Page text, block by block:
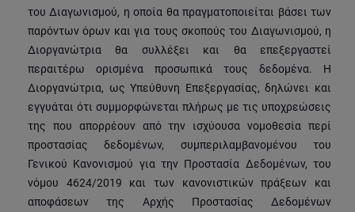
του Διαγωνισμού, η οποία θα πραγματοποιείται βάσει των
παρόντων όρων και για τους σκοπούς του Διαγωνισμού, η
Διοργανώτρια θα συλλέξει και θα επεξεργαστεί
περαιτέρω ορισμένα προσωπικά τους δεδομένα. Η
Διοργανώτρια, ως Υπεύθυνη Επεξεργασίας, δηλώνει και
εγγυάται ότι συμμορφώνεται πλήρως με τις υποχρεώσεις
της που απορρέουν από την ισχύουσα νομοθεσία περί
προστασίας δεδομένων, συμπεριλαμβανομένου του
Γενικού Κανονισμού για την Προστασία Δεδομένων, του
νόμου 4624/2019 και των κανονιστικών πράξεων και
αποφάσεων της Αρχής Προστασίας Δεδομένων